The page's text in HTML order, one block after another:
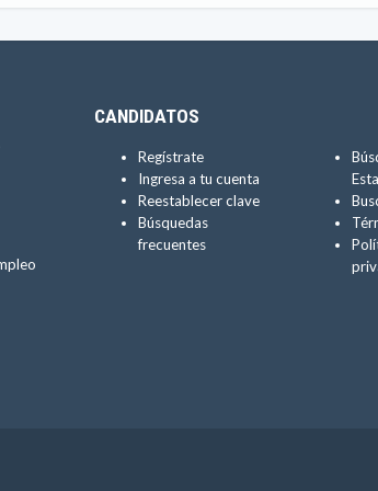
CANDIDATOS
Regístrate
Ingresa a tu cuenta
Reestablecer clave
Búsquedas
frecuentes